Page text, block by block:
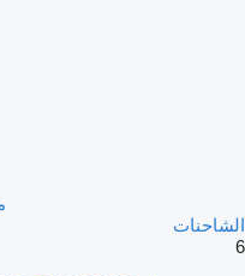
الشاحنات
6